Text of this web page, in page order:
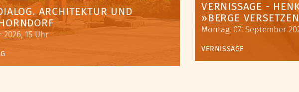
ARCHITEKTUR UND
15 Uhr
VERNISSAGE -
BERGE
Montag, 07. September
VERNISSAGE